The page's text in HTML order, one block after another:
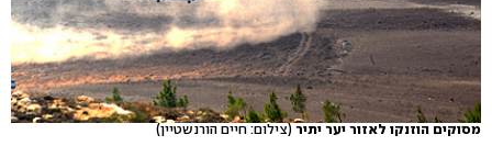
מסוקים הוזנקו לאזור יער יתיר (צילום: חיים הורנשטיין)